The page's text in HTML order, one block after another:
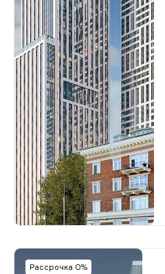
Рассрочка 0%